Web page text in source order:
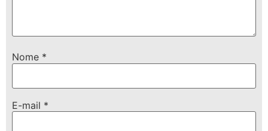
Nome *
E-mail *